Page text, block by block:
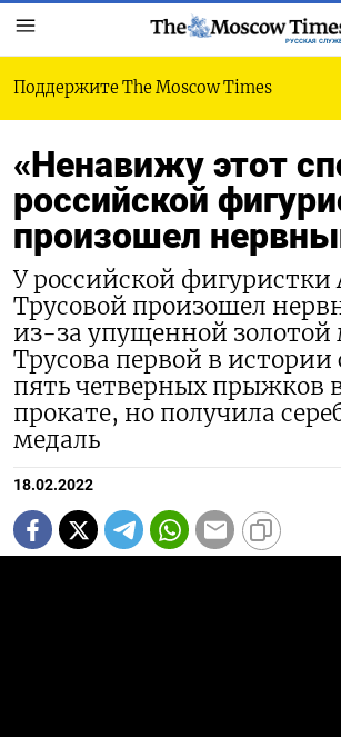
РУССКАЯ
Поддержите The Moscow Times
«Ненавижу этот
российской
произошел
У российской фигуристки
Трусовой произошел
из-за упущенной золотой
Трусова первой в истории
пять четверных прыжков
прокате, но получила
медаль
18.02.2022